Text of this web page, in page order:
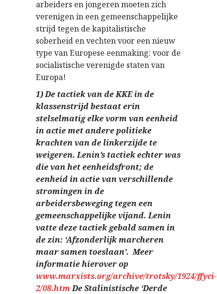
arbeiders en jongeren moeten zich
verenigen in een gemeenschappelijke
strijd tegen de kapitalistische
soberheid en vechten voor een nieuw
type van Europese eenmaking: voor de
socialistische verenigde staten van
Europa!
1) De tactiek van de KKE in de
klassenstrijd bestaat erin
stelselmatig elke vorm van eenheid
in actie met andere politieke
krachten van de linkerzijde te
weigeren. Lenin’s tactiek echter was
die van het eenheidsfront; de
eenheid in actie van verschillende
stromingen in de
arbeidersbeweging tegen een
gemeenschappelijke vijand. Lenin
vatte deze tactiek gebald samen in
de zin: ‘Afzonderlijk marcheren
maar samen toeslaan’. Meer
informatie hierover op
www.marxists.org/archive/trotsky/1924/ffyci-
2/08.htmDe Stalinistische ‘Derde